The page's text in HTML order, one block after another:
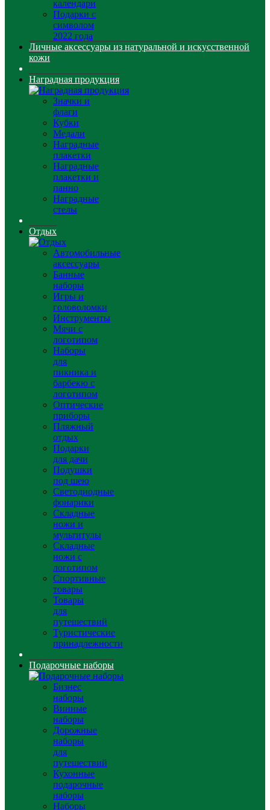
календари
Подарки с
символом
2022 года
Личные аксессуары из натуральной и искусственной
кожи
Наградная продукция
Значки и
флаги
Кубки
Медали
Наградные
плакетки
Наградные
плакетки и
панно
Наградные
стелы
Отдых
Автомобильные
аксессуары
Банные
наборы
Игры и
головоломки
Инструменты
Мячи с
логотипом
Наборы
для
пикника и
барбекю с
логотипом
Оптические
приборы
Пляжный
отдых
Подарки
для дачи
Подушки
под шею
Светодиодные
фонарики
Складные
ножи и
мультитулы
Складные
ножи с
логотипом
Спортивные
товары
Товары
для
путешествий
Туристические
принадлежности
Подарочные наборы
Бизнес
наборы
Винные
наборы
Дорожные
наборы
для
путешествий
Кухонные
подарочные
наборы
Наборы